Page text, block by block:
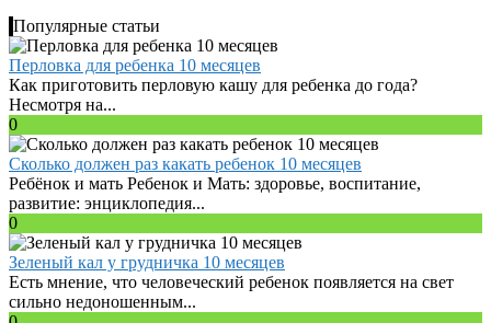
Популярные статьи
Перловка для ребенка 10 месяцев
Как приготовить перловую кашу для ребенка до года?
Несмотря на...
0
Сколько должен раз какать ребенок 10 месяцев
Ребёнок и мать Ребенок и Мать: здоровье, воспитание,
развитие: энциклопедия...
0
Зеленый кал у грудничка 10 месяцев
Есть мнение, что человеческий ребенок появляется на свет
сильно недоношенным...